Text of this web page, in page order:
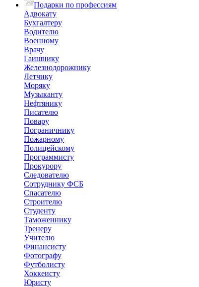
Подарки по профессиям
Адвокату
Бухгалтеру
Водителю
Военному
Врачу
Гаишнику
Железнодорожнику
Летчику
Моряку
Музыканту
Нефтянику
Писателю
Повару
Пограничнику
Пожарному
Полицейскому
Программисту
Прокурору
Следователю
Сотруднику ФСБ
Спасателю
Строителю
Студенту
Таможеннику
Тренеру
Учителю
Финансисту
Фотографу
Футболисту
Хоккеисту
Юристу